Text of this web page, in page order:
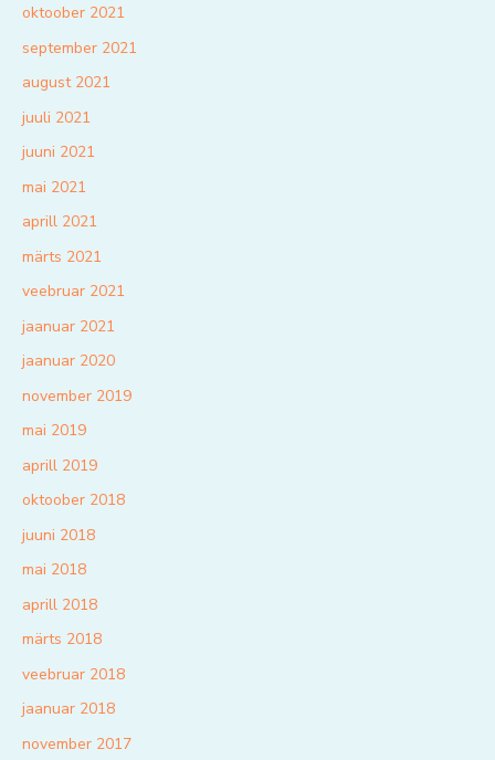
oktoober 2021
september 2021
august 2021
juuli 2021
juuni 2021
mai 2021
aprill 2021
märts 2021
veebruar 2021
jaanuar 2021
jaanuar 2020
november 2019
mai 2019
aprill 2019
oktoober 2018
juuni 2018
mai 2018
aprill 2018
märts 2018
veebruar 2018
jaanuar 2018
november 2017